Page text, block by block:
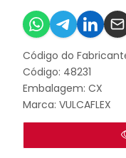
Código do
Código: 48231
Embalagem: CX
Marca: VULCAFLEX